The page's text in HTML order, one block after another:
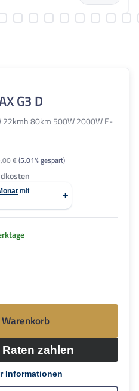
G3 D
22kmh 80km 500W 2000W E-
Preis:
€(5.01% gespart)
den gewünschten